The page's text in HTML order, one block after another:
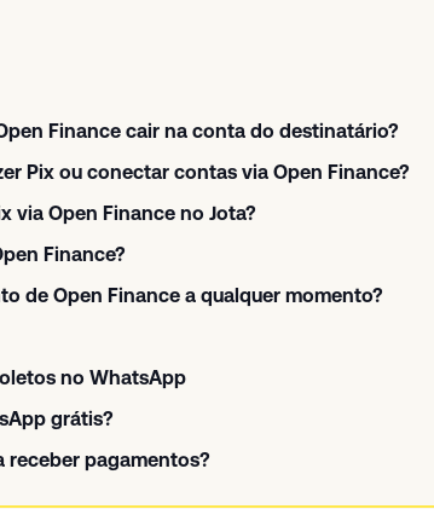
Finance cair na conta do destinatário?
Pix ou conectar contas via Open Finance?
via Open Finance no Jota?
Finance?
de Open Finance a qualquer momento?
no WhatsApp
grátis?
receber pagamentos?